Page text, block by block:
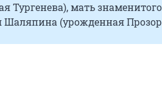
Тургенева), мать
(урожденная